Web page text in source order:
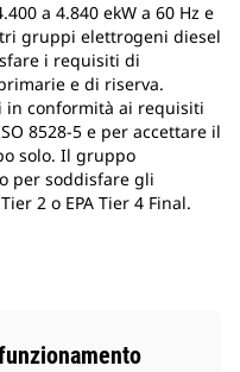
a 4.840 ekW a 60 Hz e
gruppi elettrogeni diesel
i requisiti di
e di riserva.
in conformità ai requisiti
8528-5 e per accettare il
solo. Il gruppo
per soddisfare gli
2 o EPA Tier 4 Final.